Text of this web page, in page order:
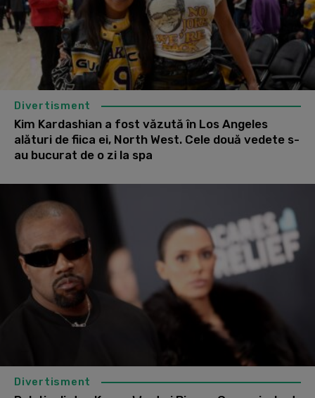
Divertisment
Kim Kardashian a fost văzută în Los Angeles
alături de fiica ei, North West. Cele două vedete s-
au bucurat de o zi la spa
Divertisment